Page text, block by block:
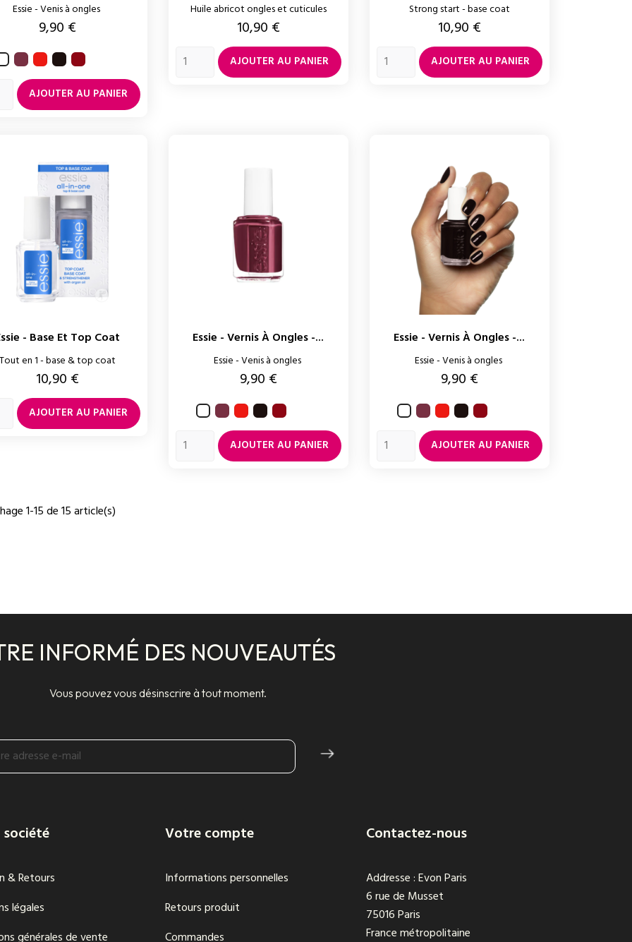
Essie - Venis à ongles
Prix
9,90 €
BlancAngora
Too
too
hot
WickedRussian
roulette
AJOUTER AU PANIER
Huile abricot ongles et cuticules
Prix
10,90 €
AJOUTER AU PANIER
Strong start - base coat
Prix
10,90 €
AJOUTER AU PANIER
- Base Et Top Coat
en 1 - base & top coat
Prix
10,90 €
AJOUTER AU PANIER
Essie - Vernis À Ongles -...
Essie - Venis à ongles
Prix
9,90 €
BlancAngora
Too
too
hot
WickedRussian
roulette
AJOUTER AU PANIER
Essie - Vernis À Ongles -...
Essie - Venis à ongles
Prix
9,90 €
BlancAngora
Too
too
hot
WickedRussian
roulette
AJOUTER AU PANIER
1-15 de 15 article(s)
INFORMÉ DES NOUVEAUTÉS
Vous pouvez vous désinscrire à tout moment.
& Retours
légales
générales de vente
Votre compte
Informations personnelles
Retours produit
Commandes
Contactez-nous
Addresse : Evon Paris
6 rue de Musset
75016 Paris
France métropolitaine